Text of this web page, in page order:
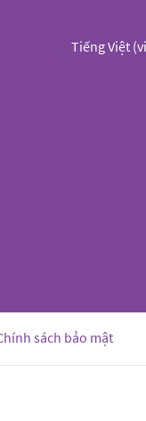
Tiếng Việt
sách bảo mật